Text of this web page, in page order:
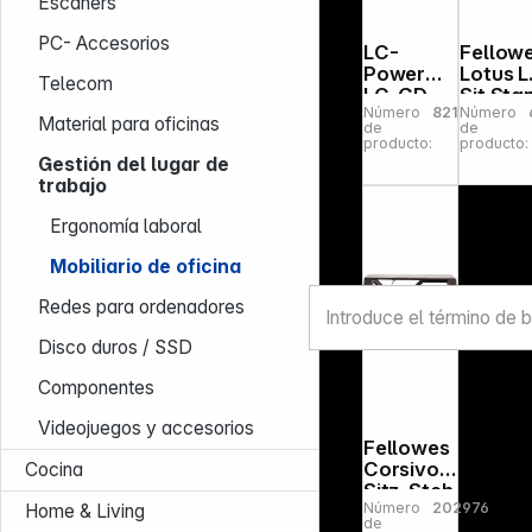
PC- Accesorios
Telecom
Material para oficinas
Gestión del lugar de
trabajo
Ergonomía laboral
Mobiliario de oficina
Redes para ordenadores
Disco duros / SSD
Componentes
Videojuegos y accesorios
Cocina
Home & Living
LC-
Power
LC-GD-
1W
Ergonomi
c Gaming
Desk
Número
de
producto:
821508
Lotus
Sit
ion
Número
de
producto:
Fellowes
Corsivo
Sitz-Steh
Workstat
Número
de
202976